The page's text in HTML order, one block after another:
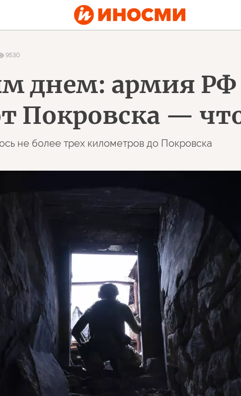
9530
днем: армия РФ
Покровска —
не более трех километров до Покровска